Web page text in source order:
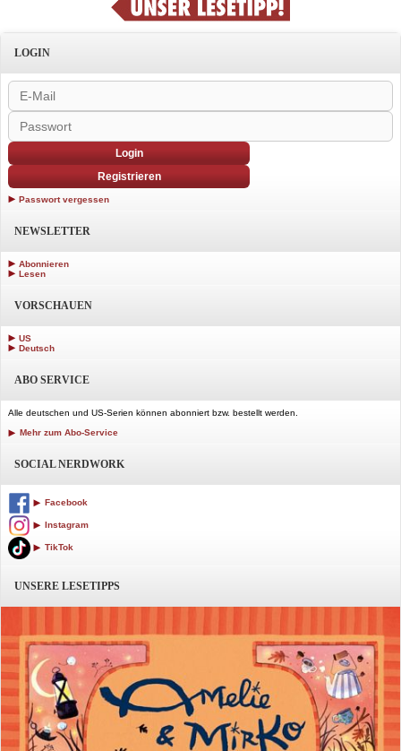
LOGIN
Login
Registrieren
Passwort vergessen
NEWSLETTER
Abonnieren
Lesen
VORSCHAUEN
US
Deutsch
ABO SERVICE
Alle deutschen und US-Serien können abonniert bzw. bestellt werden.
Mehr zum Abo-Service
SOCIAL NERDWORK
Facebook
Instagram
TikTok
UNSERE LESETIPPS